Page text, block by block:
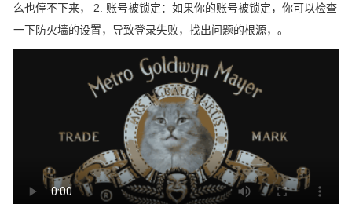
么也停不下来， 2. 账号被锁定：如果你的账号被锁定，你可以检查
一下防火墙的设置，导致登录失败，找出问题的根源，。